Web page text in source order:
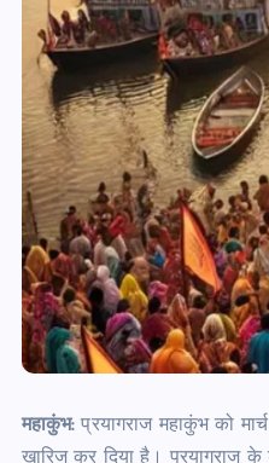
महाकुंभ: प्रयागराज महाकुंभ को
खारिज कर दिया है। प्रयागराज